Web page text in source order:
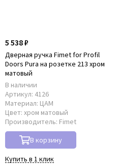
Двери Дворецкий
Двери Дверцов
Двери Регионов
Владимирская Фабрика Дверей
Ульяновские двери
5 538 ₽
Дверная ручка Fimet for Рrofil
Doors Pura на розетке 213 хром
матовый
В наличии
Артикул: 4126
Материал: ЦАМ
Цвет: хром матовый
Производитель: Fimet
В корзину
Купить в 1 клик